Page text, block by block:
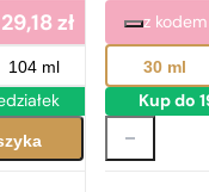
29,18zł
104 ml
z
30 ml
Kup do